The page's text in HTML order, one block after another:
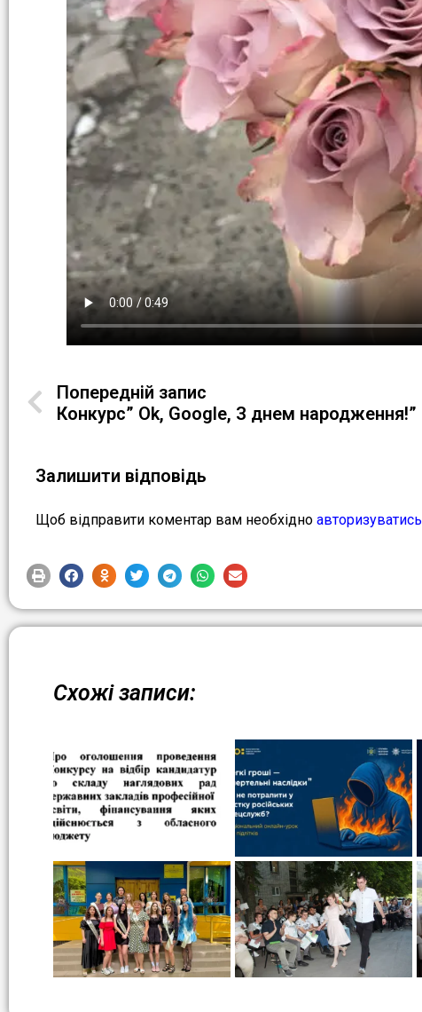
Попередній запис
Конкурс” Ok, Google, З днем народження!”
Залишити відповідь
Щоб відправити коментар вам необхідно авторизуватись
Схожі записи: